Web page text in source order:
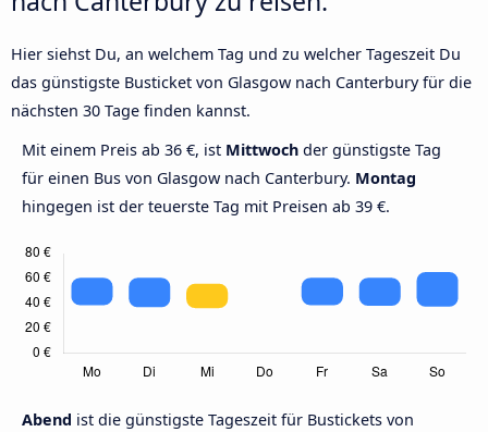
Hier siehst Du, an welchem Tag und zu welcher Tageszeit Du
das günstigste Busticket von Glasgow nach Canterbury für die
nächsten 30 Tage finden kannst.
Mit einem Preis ab 36 €, ist Mittwoch der günstigste Tag
für einen Bus von Glasgow nach Canterbury. Montag
hingegen ist der teuerste Tag mit Preisen ab 39 €.
Abend ist die günstigste Tageszeit für Bustickets von